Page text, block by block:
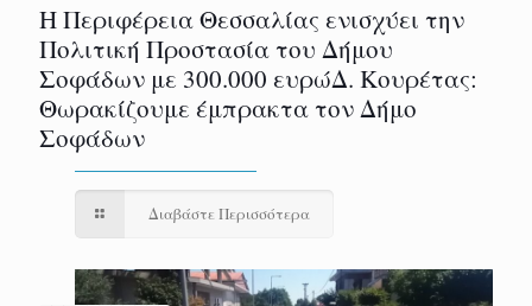
Η Περιφέρεια Θεσσαλίας ενισχύει την
Πολιτική Προστασία του Δήμου
Σοφάδων με 300.000 ευρώΔ. Κουρέτας:
Θωρακίζουμε έμπρακτα τον Δήμο
Σοφάδων
Διαβάστε Περισσότερα